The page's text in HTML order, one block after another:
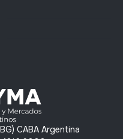
de datos
CABA Argentina